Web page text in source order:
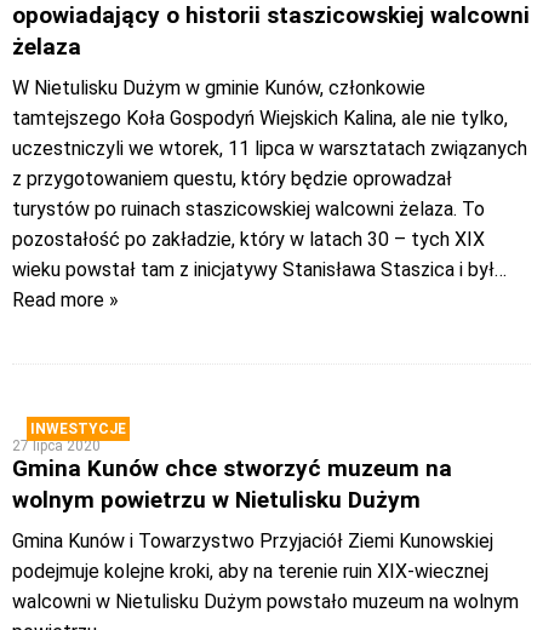
opowiadający o historii staszicowskiej walcowni
żelaza
W Nietulisku Dużym w gminie Kunów, członkowie
tamtejszego Koła Gospodyń Wiejskich Kalina, ale nie tylko,
uczestniczyli we wtorek, 11 lipca w warsztatach związanych
z przygotowaniem questu, który będzie oprowadzał
turystów po ruinach staszicowskiej walcowni żelaza. To
pozostałość po zakładzie, który w latach 30 – tych XIX
wieku powstał tam z inicjatywy Stanisława Staszica i był…
Read more »
INWESTYCJE
27 lipca 2020
Gmina Kunów chce stworzyć muzeum na
wolnym powietrzu w Nietulisku Dużym
Gmina Kunów i Towarzystwo Przyjaciół Ziemi Kunowskiej
podejmuje kolejne kroki, aby na terenie ruin XIX-wiecznej
walcowni w Nietulisku Dużym powstało muzeum na wolnym